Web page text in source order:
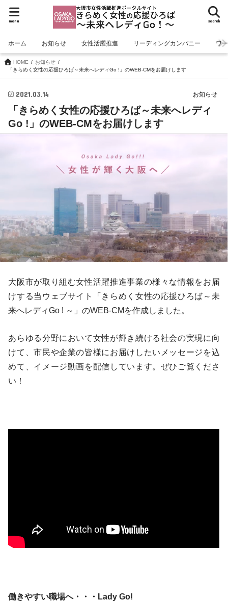
search
menu
ホーム お知らせ 女性活躍推進 リーディングカンパニー ワ
HOME
お知らせ
「きらめく女性の応援ひろば～未来へレディGo !」のWEB-CMをお届けします
お知らせ
2021.03.14
「きらめく女性の応援ひろば～未来へレディ
Go !」のWEB-CMをお届けします
大阪市が取り組む女性活躍推進事業の様々な情報をお届
けする当ウェブサイト「きらめく女性の応援ひろば～未
来へレディGo ! ～」のWEB-CMを作成しました。
あらゆる分野において女性が輝き続ける社会の実現に向
けて、市民や企業の皆様にお届けしたいメッセージを込
めて、イメージ動画を配信しています。ぜひご覧くださ
い！
働きやすい職場へ・・・Lady Go!